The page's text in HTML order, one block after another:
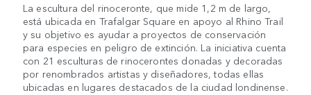
La escultura del rinoceronte, que mide 1,2 m de largo,
está ubicada en Trafalgar Square en apoyo al Rhino Trail
y su objetivo es ayudar a proyectos de conservación
para especies en peligro de extinción. La iniciativa cuenta
con 21 esculturas de rinocerontes donadas y decoradas
por renombrados artistas y diseñadores, todas ellas
ubicadas en lugares destacados de la ciudad londinense.